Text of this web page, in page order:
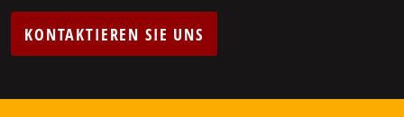
KONTAKTIEREN SIE UNS